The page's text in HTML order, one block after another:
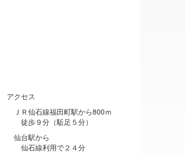
アクセス
ＪＲ仙石線福田町駅から800ｍ
徒歩９分（駈足５分）
仙台駅から
仙石線利用で２４分